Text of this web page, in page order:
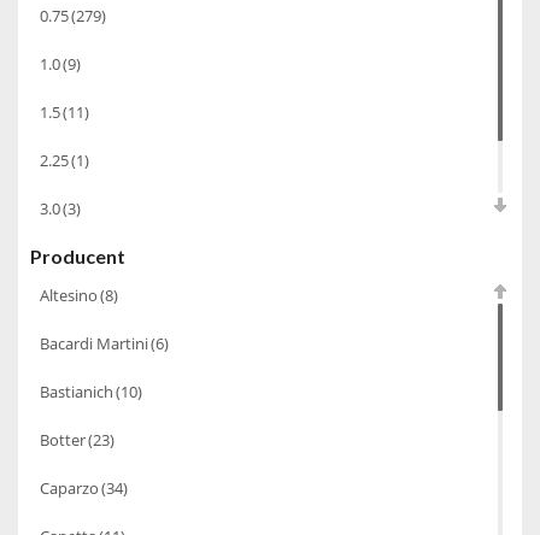
0.75(279)
1.0(9)
1.5(11)
2.25(1)
3.0(3)
5.0(2)
Producent
Altesino(8)
Bacardi Martini(6)
Bastianich(10)
Botter(23)
Caparzo(34)